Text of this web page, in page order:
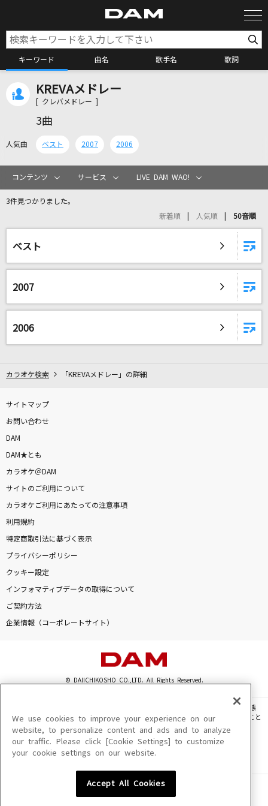
キーワード 曲名 歌手名 歌詞
カラオケ検索
カラオケリクエスト
女々しくて
ゴールデンボンバー
クラウン新車で買ってあげる
amazarashi
Love Letter
アルストロメリア
[生音]カブトムシ
aiko
White Love
創聖のアクエリオン
AKINO
初恋リバイバル
もっと見る
カラオケ最新情報をチェック！
KREVAメドレー
[ クレバメドレー ]
3曲
人気曲 ベスト 2007 2006
コンテンツ サービス LIVE DAM WAO!
3件見つかりました。
新着順 人気順 50音順
ベスト
2007
2006
カラオケ検索 「KREVAメドレー」の詳細
サイトマップ
お問い合わせ
DAM
DAM★とも
カラオケ＠DAM
サイトのご利用について
カラオケご利用にあたっての注意事項
利用規約
特定商取引法に基づく表示
プライバシーポリシー
クッキー設定
インフォマティブデータの取得について
ご契約方法
企業情報（コーポレートサイト）
© DAIICHIKOSHO CO.,LTD. All Rights Reserved.
このサイトに掲載されている一切の文章・画像・写真・動画・音声等を、手段や形態
を問わず、著作権法の定める範囲を超えて無断で複製、転載、ファイル化などすること
を禁じます。
楽曲及びコンテンツは、機種によりご利用いただけない場合があります。
楽曲及びコンテンツの配信日、配信内容が変更になる場合があります。
We use cookies to improve your experience on our
website, to personalize content and ads and to analyze
our traffic. Please click [Cookie Settings] to customize
your cookie settings on our website.
Accept All Cookies